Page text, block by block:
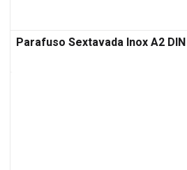
Parafuso Sextavada Inox A2